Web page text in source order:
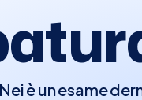
è un esame